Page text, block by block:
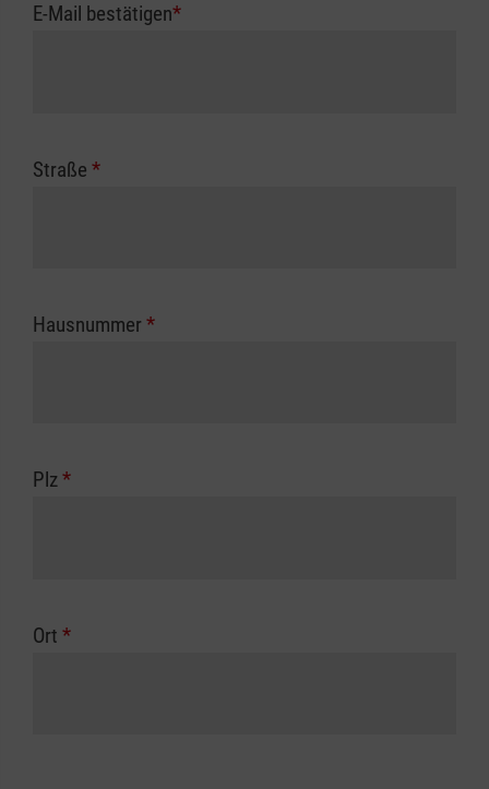
E-Mail bestätigen*
Straße *
Hausnummer *
Plz*
Ort *